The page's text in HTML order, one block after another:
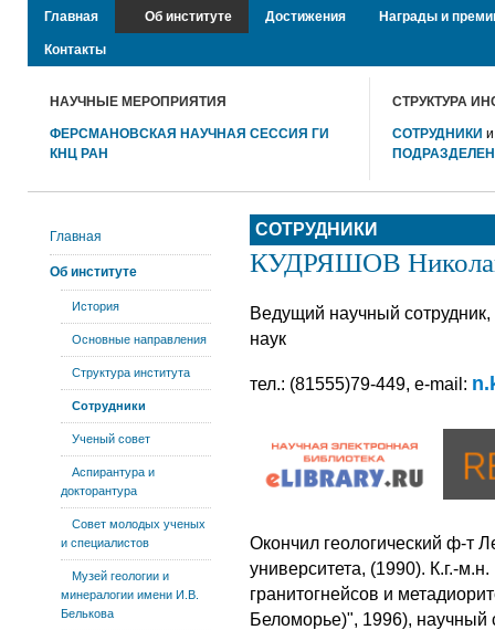
Главная Об институте Достижения Награды и
Контакты
НАУЧНЫЕ МЕРОПРИЯТИЯ
ФЕРСМАНОВСКАЯ НАУЧНАЯ СЕССИЯ ГИ
КНЦ РАН
СТРУКТУРА
СОТРУДНИКИ
СОТРУДНИКИ
КУДРЯШОВ
Ведущий научный сотрудник,
наук
тел.: (81555)79-449, e-mail:
Окончил геологический ф-т
университета, (1990). К.г.-
гранитогнейсов и
Беломорье)", 1996), научный
Главная
Об институте
История
Основные направления
Структура института
Сотрудники
Ученый совет
Аспирантура и
докторантура
Совет молодых ученых
и специалистов
Музей геологии и
минералогии имени И.В.
Белькова